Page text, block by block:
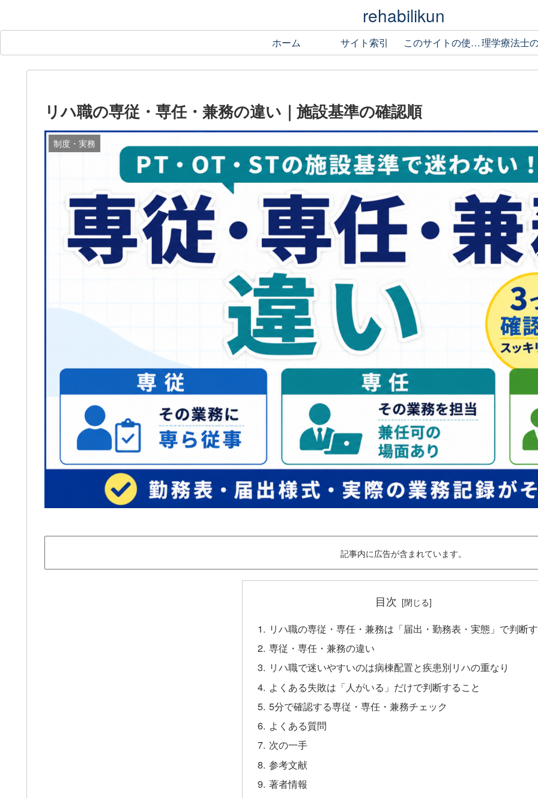
rehabilikun
ホーム サイト索引 このサイトの使い方
リハ職の専従・専任・兼務の違い｜施設基準の確認順
制度・実務
記事内に広告が含まれています。
目次
リハ職の専従・専任・兼務は「届出・勤務表・実態」で判断
専従・専任・兼務の違い
リハ職で迷いやすいのは病棟配置と疾患別リハの重なり
よくある失敗は「人がいる」だけで判断すること
5分で確認する専従・専任・兼務チェック
よくある質問
次の一手
参考文献
著者情報